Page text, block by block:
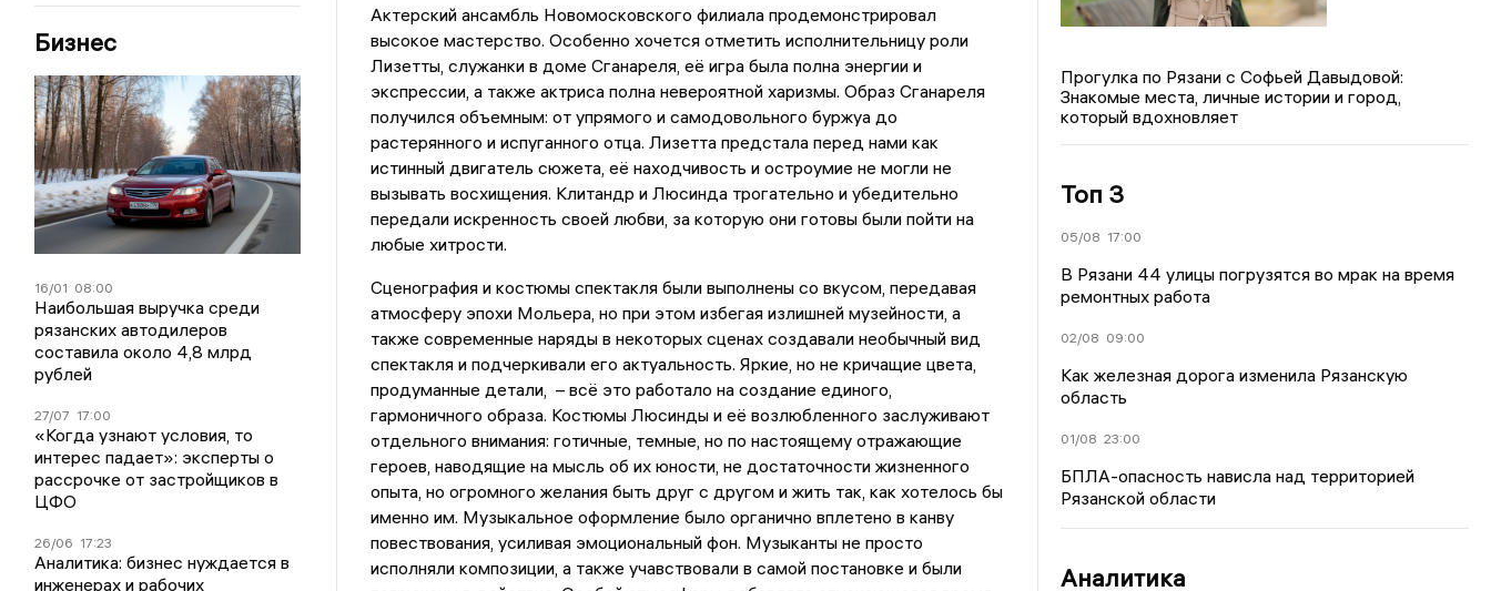
Бизнес
16/01 08:00
Наибольшая выручка среди
рязанских автодилеров
составила около 4,8 млрд
рублей
27/07 17:00
«Когда узнают условия, то
интерес падает»: эксперты о
рассрочке от застройщиков в
ЦФО
26/06 17:23
Аналитика: бизнес нуждается в
инженерах и рабочих
Актерский ансамбль Новомосковского филиала продемонстрировал
высокое мастерство. Особенно хочется отметить исполнительницу роли
Лизетты, служанки в доме Сганареля, её игра была полна энергии и
экспрессии, а также актриса полна невероятной харизмы. Образ Сганареля
получился объемным: от упрямого и самодовольного буржуа до
растерянного и испуганного отца. Лизетта предстала перед нами как
истинный двигатель сюжета, её находчивость и остроумие не могли не
вызывать восхищения. Клитандр и Люсинда трогательно и убедительно
передали искренность своей любви, за которую они готовы были пойти на
любые хитрости.
Сценография и костюмы спектакля были выполнены со вкусом, передавая
атмосферу эпохи Мольера, но при этом избегая излишней музейности, а
также современные наряды в некоторых сценах создавали необычный вид
спектакля и подчеркивали его актуальность. Яркие, но не кричащие цвета,
продуманные детали, – всё это работало на создание единого,
гармоничного образа. Костюмы Люсинды и её возлюбленного заслуживают
отдельного внимания: готичные, темные, но по настоящему отражающие
героев, наводящие на мысль об их юности, не достаточности жизненного
опыта, но огромного желания быть друг с другом и жить так, как хотелось бы
именно им. Музыкальное оформление было органично вплетено в канву
повествования, усиливая эмоциональный фон. Музыканты не просто
исполняли композиции, а также учавствовали в самой постановке и были
Прогулка по Рязани с Софьей Давыдовой:
Знакомые места, личные истории и город,
который вдохновляет
Топ 3
05/08 17:00
В Рязани 44 улицы погрузятся во мрак на время
ремонтных работа
02/08 09:00
Как железная дорога изменила Рязанскую
область
01/08 23:00
БПЛА-опасность нависла над территорией
Рязанской области
Аналитика